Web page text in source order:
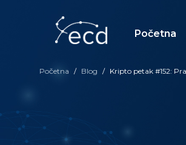
Početna
Početna / Blog / Kripto petak #152: